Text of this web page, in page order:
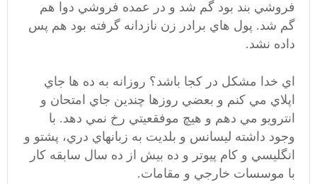
فروشي بند بود گم شد و در عمده فروشي دوا هم
گم شد. پول هاي برادر زن نازدانه گرفته بود هم پس
داده نشد.
اي خدا مشكل در كجا باشد؟ روزانه به ده ها جاي
اپلاي مي كنم و بعضي روزها چندين جاي امتحان و
انترويو مي دهم و هيچ موفقعيتي رخ نمي دهد. با
وجود داشته ليسانس و بلديت به زبانهاي دري، پشتو و
انگليسي و كام پيوتر و ده بيش از ده سال سابقه كار
با موسسات خارجي و مقامات.